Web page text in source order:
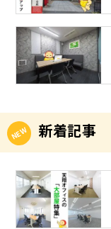
新着記事